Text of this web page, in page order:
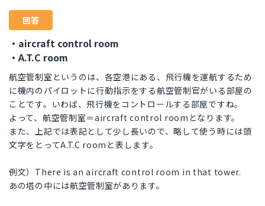
回答
・aircraft control room
・A.T.C room
航空管制室というのは、各空港にある、飛行機を運航するため
に機内のパイロットに行動指示をする航空管制官がいる部屋の
ことです。いわば、飛行機をコントロールする部屋ですね。
よって、航空管制室＝aircraft control roomとなります。
また、上記では表記として少し長いので、略して使う時には頭
文字をとってA.T.C roomと表します。
例文）There is an aircraft control room in that tower.
あの塔の中には航空管制室があります。